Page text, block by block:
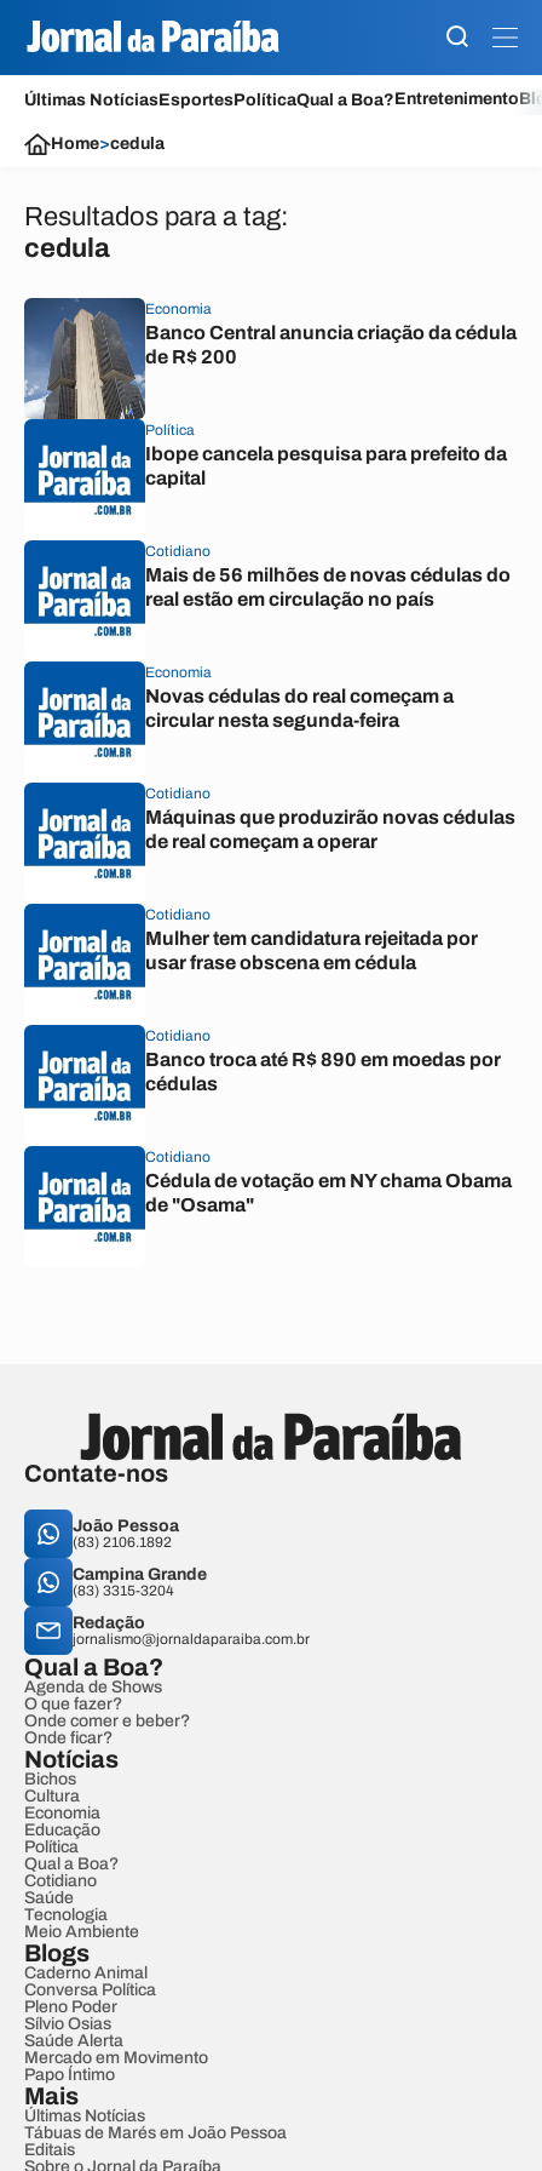
Últimas NotíciasEsportesPolíticaQual a Boa?Entretenimento
Home>cedula
Resultados para a tag:
cedula
Economia
Banco Central anuncia criação da cédula
de R$ 200
Política
Ibope cancela pesquisa para prefeito da
capital
Cotidiano
Mais de 56 milhões de novas cédulas do
real estão em circulação no país
Economia
Novas cédulas do real começam a
circular nesta segunda-feira
Cotidiano
Máquinas que produzirão novas cédulas
de real começam a operar
Cotidiano
Mulher tem candidatura rejeitada por
usar frase obscena em cédula
Cotidiano
Banco troca até R$ 890 em moedas por
cédulas
Cotidiano
Cédula de votação em NY chama Obama
de "Osama"
Contate-nos
João Pessoa
(83) 2106.1892
Campina Grande
(83) 3315-3204
Redação
jornalismo@jornaldaparaiba.com.br
Qual a Boa?
Agenda de Shows
O que fazer?
Onde comer e beber?
Onde ficar?
Notícias
Bichos
Cultura
Economia
Educação
Política
Qual a Boa?
Cotidiano
Saúde
Tecnologia
Meio Ambiente
Blogs
Caderno Animal
Conversa Política
Pleno Poder
Sílvio Osias
Saúde Alerta
Mercado em Movimento
Papo Íntimo
Mais
Últimas Notícias
Tábuas de Marés em João Pessoa
Editais
Sobre o Jornal da Paraíba